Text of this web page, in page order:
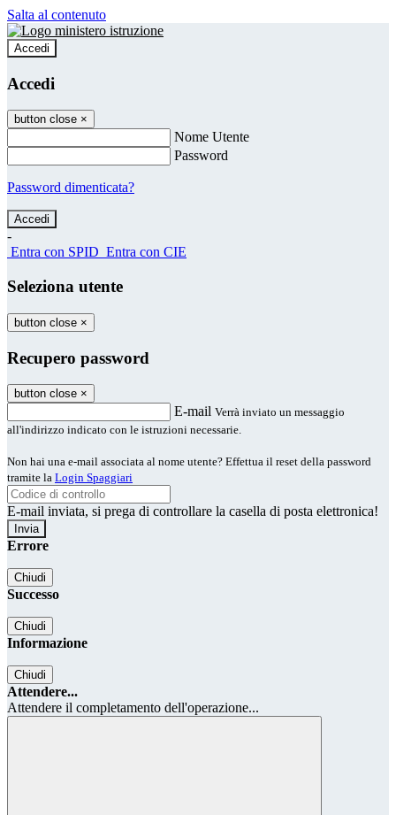
Salta al contenuto
Accedi
Accedi
button close ×
Nome Utente
Password
Password dimenticata?
-
Entra con SPID Entra con CIE
Seleziona utente
button close ×
Recupero password
button close ×
E-mail Verrà inviato un messaggio
all'indirizzo indicato con le istruzioni necessarie.
Non hai una e-mail associata al nome utente? Effettua il reset della password
tramite la Login Spaggiari
E-mail inviata, si prega di controllare la casella di posta elettronica!
Errore
Chiudi
Successo
Chiudi
Informazione
Chiudi
Attendere...
Attendere il completamento dell'operazione...